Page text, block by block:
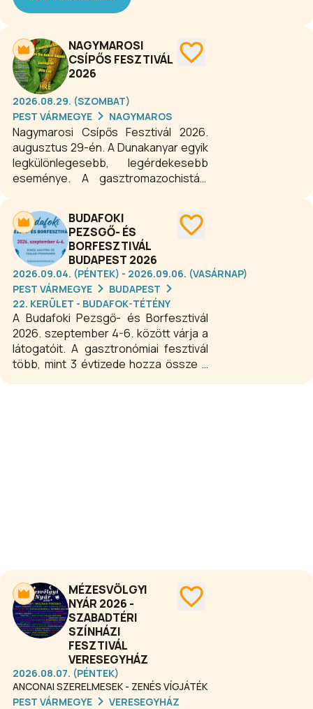
színházi előadások,
előadások a tököli Summerfest-en.
NAGYMAROSI
CSÍPŐS FESZTIVÁL
2026
2026.08.29. (SZOMBAT)
PEST VÁRMEGYE
NAGYMAROS
Nagymarosi Csípős Fesztivál 2026.
augusztus 29-én. A Dunakanyar egyik
legkülönlegesebb, legérdekesebb
eseménye. A gasztromazochisták,
országos és nemzetközi ünnepe idén
már 14. alkalommal kerül
megrendezésre! Csípős finomságok
minden formában, mennyiségben és
szórakoztató programok az egész
család számára. Csípni fogod!
BUDAFOKI
PEZSGŐ- ÉS
BORFESZTIVÁL
BUDAPEST 2026
2026.09.04. (PÉNTEK) - 2026.09.06. (VASÁRNAP)
PEST VÁRMEGYE
BUDAPEST
22. KERÜLET - BUDAFOK-TÉTÉNY
A Budafoki Pezsgő- és Borfesztivál
2026. szeptember 4-6. között várja a
látogatóit. A gasztronómiai fesztivál
több, mint 3 évtizede hozza össze a
MÉZESVÖLGYI
NYÁR 2026 -
SZABADTÉRI
SZÍNHÁZI
FESZTIVÁL
VERESEGYHÁZ
2026.08.07. (PÉNTEK)
ANCONAI SZERELMESEK - ZENÉS VÍGJÁTÉK
PEST VÁRMEGYE
VERESEGYHÁZ